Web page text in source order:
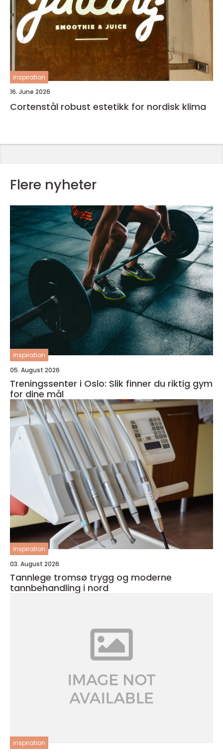
inspiration
16. June 2026
Cortenstål robust estetikk for nordisk klima
Flere nyheter
inspiration
05. August 2026
Treningssenter i Oslo: Slik finner du riktig gym
for dine mål
inspiration
03. August 2026
Tannlege tromsø trygg og moderne
tannbehandling i nord
inspiration